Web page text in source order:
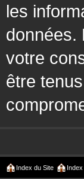
les
données.
votre
être
Index du Site